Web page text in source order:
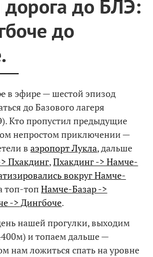
дорога до БЛЭ:
до
в эфире — шестой эпизод
до Базового лагеря
Кто пропустил предыдущие
непростом приключении —
ваэропорт Лукла, дальше
Пхакдинг,Пхакдинг -> Намче-
вокруг Намче-
топ-топНамче-Базар ->
-> Дингбоче.
нашей прогулки, выходим
и топаем дальше —
нам ложиться спать на уровне